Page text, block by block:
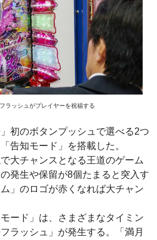
ラッシュがプレイヤーを祝福する
初のボタンプッシュで選べる2つ
告知モード」を搭載した。
大チャンスとなる王道のゲーム
発生や保留が8個たまると突入す
」のロゴが赤くなれば大チャン
ード」は、さまざまなタイミン
ラッシュ」が発生する。「満月